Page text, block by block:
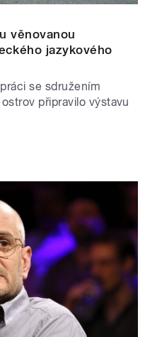
věnovanou
jazykového
se sdružením
připravilo výstavu